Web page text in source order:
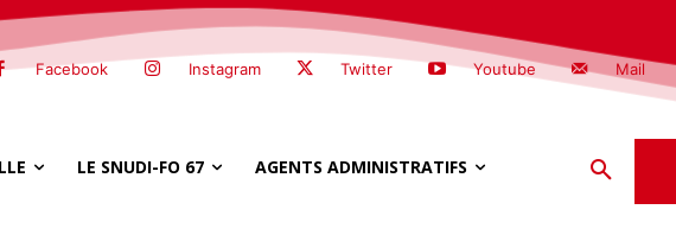
Facebook Instagram Twitter Youtube Mail
LE SNUDI-FO 67 AGENTS ADMINISTRATIFS